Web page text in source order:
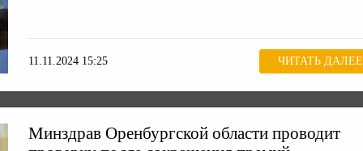
11.11.2024 15:25 ЧИТАТЬ ДАЛЕЕ
Минздрав Оренбургской области проводит